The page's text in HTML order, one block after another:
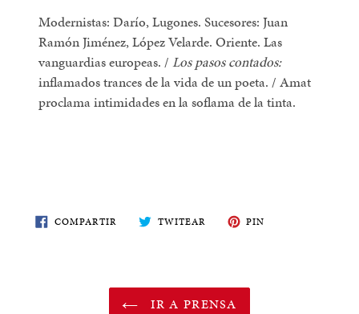
Modernistas: Darío, Lugones. Sucesores: Juan
Ramón Jiménez, López Velarde. Oriente. Las
vanguardias europeas. /Los pasos contados:
inflamados trances de la vida de un poeta. / Amat
proclama intimidades en la soflama de la tinta.
COMPARTIR COMPARTE
EN
TWITEAR TWITEA
EN
PIN
IR A PRENSA